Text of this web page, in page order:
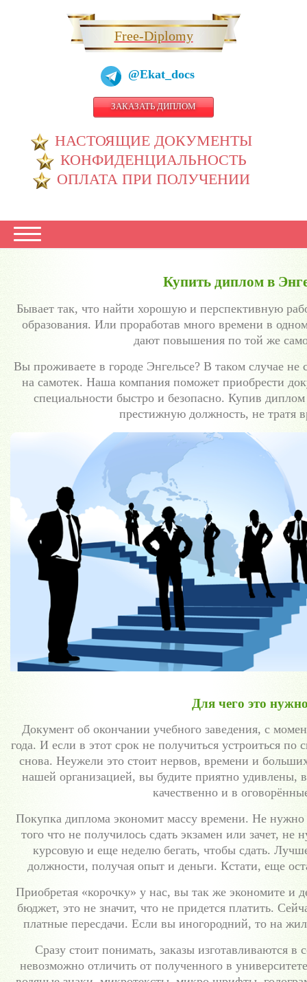
Free-Diplomy
@Ekat_docs
ЗАКАЗАТЬ ДИПЛОМ
НАСТОЯЩИЕ ДОКУМЕНТЫ
КОНФИДЕНЦИАЛЬНОСТЬ
ОПЛАТА ПРИ ПОЛУЧЕНИИ
Купить диплом в
Бывает так, что найти хорошую и перспективную
образования. Или проработав много времени в
дают повышения по той же
Вы проживаете в городе Энгельсе? В таком случае не
на самотек. Наша компания поможет приобрести
специальности быстро и безопасно. Купив
престижную должность, не тратя
Для чего это
Документ об окончании учебного заведения, с
года. И если в этот срок не получиться устроиться по
снова. Неужели это стоит нервов, времени и
нашей организацией, вы будите приятно удивлены,
качественно и в
Покупка диплома экономит массу времени. Не нужно
того что не получилось сдать экзамен или зачет,
курсовую и еще неделю бегать, чтобы сдать.
должности, получая опыт и деньги. Кстати, еще
Приобретая «корочку» у нас, вы так же экономите и
бюджет, это не значит, что не придется платить.
платные пересдачи. Если вы иногородний, то на
Сразу стоит понимать, заказы изготавливаются
невозможно отличить от полученного в